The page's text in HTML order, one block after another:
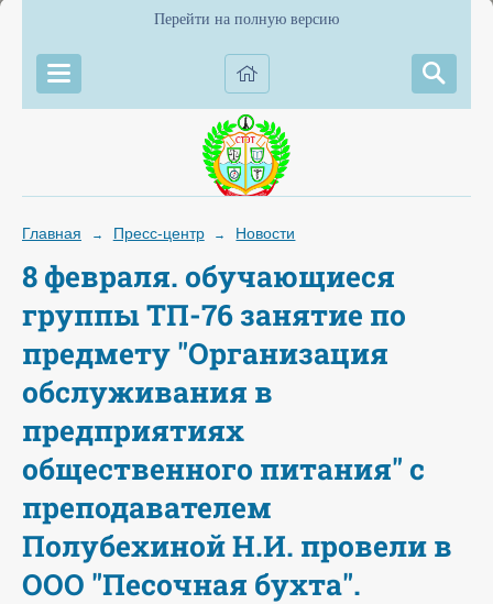
Перейти на полную версию
Главная → Пресс-центр → Новости
8 февраля. обучающиеся
группы ТП-76 занятие по
предмету "Организация
обслуживания в
предприятиях
общественного питания" с
преподавателем
Полубехиной Н.И. провели в
ООО "Песочная бухта".